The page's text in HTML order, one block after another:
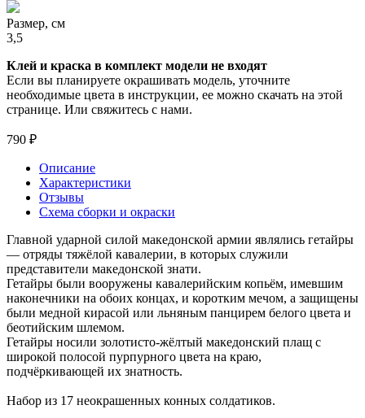
Размер, см
3,5
Клей и краска в комплект модели не входят
Если вы планируете окрашивать модель, уточните
необходимые цвета в инструкции, ее можно скачать на этой
странице. Или свяжитесь с нами.
790 ₽
Описание
Характеристики
Отзывы
Схема сборки и окраски
Главной ударной силой македонской армии являлись гетайры
— отряды тяжёлой кавалерии, в которых служили
представители македонской знати.
Гетайры были вооружены кавалерийским копьём, имевшим
наконечники на обоих концах, и коротким мечом, а защищены
были медной кирасой или льняным панцирем белого цвета и
беотийским шлемом.
Гетайры носили золотисто-жёлтый македонский плащ с
широкой полосой пурпурного цвета на краю,
подчёркивающей их знатность.
Набор из 17 неокрашенных конных солдатиков.